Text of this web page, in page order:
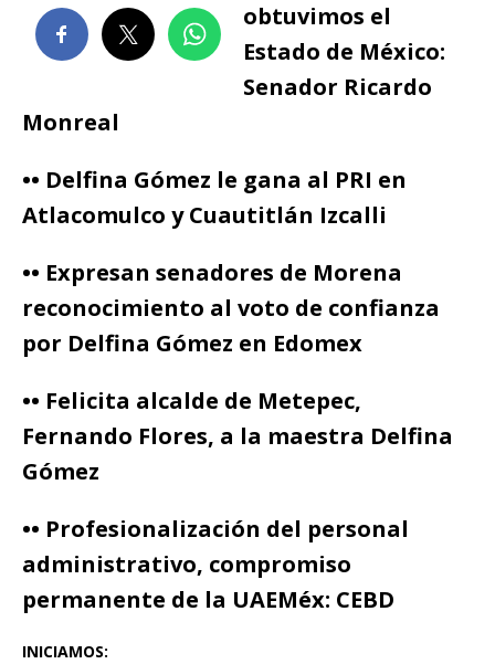
obtuvimos el
Estado de México:
Senador Ricardo
Monreal
•• Delfina Gómez le gana al PRI en
Atlacomulco y Cuautitlán Izcalli
•• Expresan senadores de Morena
reconocimiento al voto de confianza
por Delfina Gómez en Edomex
•• Felicita alcalde de Metepec,
Fernando Flores, a la maestra Delfina
Gómez
•• Profesionalización del personal
administrativo, compromiso
permanente de la UAEMéx: CEBD
INICIAMOS: